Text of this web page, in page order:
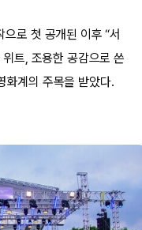
로 첫 공개된 이후 “서
트, 조용한 공감으로 쓴
화계의 주목을 받았다.